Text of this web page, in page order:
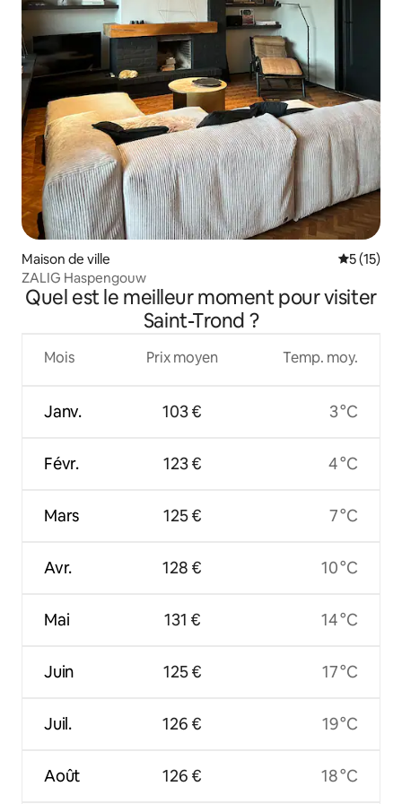
Maison de ville
5 (15)
ZALIG Haspengouw
Quel est le meilleur moment pour visiter
Saint-Trond ?
Mois
Janv.
Févr.
Mars
Avr.
Mai
Juin
Juil.
Août
Prix moyen
103 €
123 €
125 €
128 €
131 €
125 €
126 €
126 €
Temp. moy.
3 °C
4 °C
7 °C
10 °C
14 °C
17 °C
19 °C
18 °C